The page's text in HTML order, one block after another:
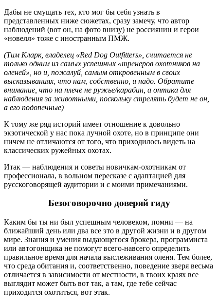
Дабы не смущать тех, кто мог бы себя узнать в
представленных ниже сюжетах, сразу замечу, что автор
наблюдений (вот он, на фото внизу) не россиянин и герои
«новелл» тоже с иностранным ПМЖ.
(Тим Кларк, владелец «Red Dog Outfitters», считается не
только одним из самых успешных «тренеров охотников на
оленей», но и, пожалуй, самым откровенным в своих
высказываниях, что нам, собственно, и надо. Обратите
внимание, что на плече не ружье/карабин, а оптика для
наблюдения за животными, поскольку стрелять будет не он,
а его подопечные)
К тому же ряд историй имеет отношение к довольно
экзотической у нас пока лучной охоте, но в принципе они
ничем не отличаются от того, что приходилось видеть на
классических ружейных охотах.
Итак — наблюдения и советы новичкам-охотникам от
профессионала, в вольном пересказе с адаптацией для
русскоговорящей аудитории и с моими примечаниями.
Безоговорочно доверяй гиду
Каким бы ты ни был успешным человеком, помни — на
ближайший день или два все это в другой жизни и в другом
мире. Знания и умения выдающегося брокера, программиста
или автогонщика не помогут всего-навсего определить
правильное время для начала выслеживания оленя. Тем более,
что среда обитания и, соответственно, поведение зверя весьма
отличается в зависимости от местности, в твоих краях все
выглядит может быть вот так, а там, где тебе сейчас
приходится охотиться, вот этак.